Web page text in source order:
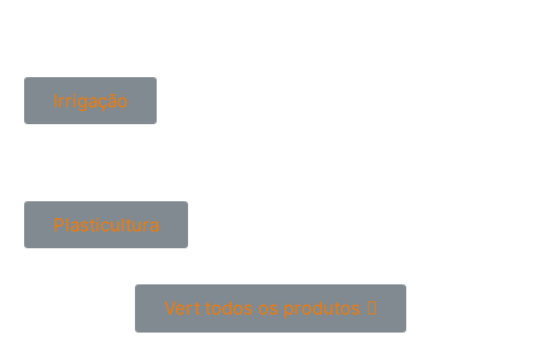
Irrigação
Plasticultura
Vert todos os produtos